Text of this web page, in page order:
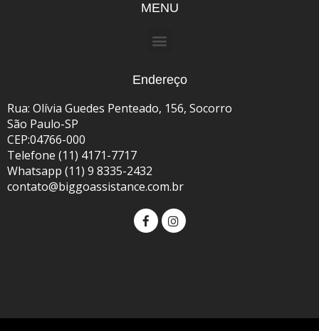
MENU
Endereço
Rua: Olívia Guedes Penteado, 156, Socorro
São Paulo-SP
CEP:04766-000
Telefone (11) 4171-7717
Whatsapp (11) 9 8335-2432
contato@biggoassistance.com.br